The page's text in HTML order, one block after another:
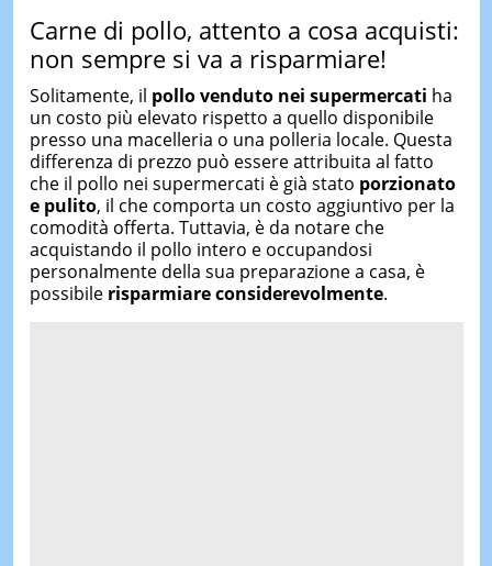
Carne di pollo, attento a cosa acquisti:
non sempre si va a risparmiare!
Solitamente, il pollo venduto nei supermercati ha
un costo più elevato rispetto a quello disponibile
presso una macelleria o una polleria locale. Questa
differenza di prezzo può essere attribuita al fatto
che il pollo nei supermercati è già stato porzionato
e pulito, il che comporta un costo aggiuntivo per la
comodità offerta. Tuttavia, è da notare che
acquistando il pollo intero e occupandosi
personalmente della sua preparazione a casa, è
possibile risparmiare considerevolmente.